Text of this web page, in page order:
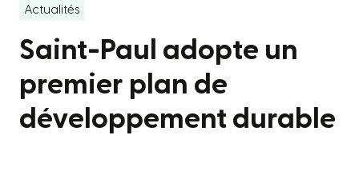
Actualités
Saint-Paul adopte un
premier plan de
développement durable